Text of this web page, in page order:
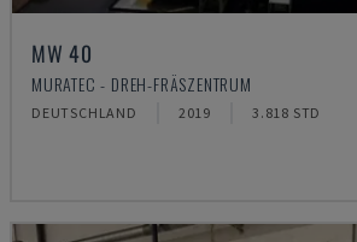
MW 40
MURATEC - DREH-FRÄSZENTRUM
DEUTSCHLAND 2019 3.818 STD